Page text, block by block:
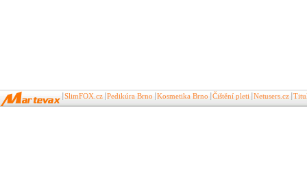
SlimFOX.cz Pedikúra Brno Kosmetika Brno Čištění pleti Netusers.cz